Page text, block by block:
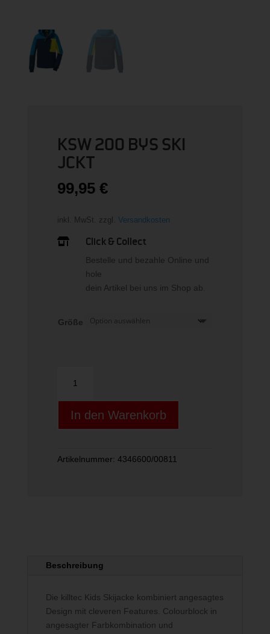
KSW 200 BYS SKI
JCKT
99,95 €
inkl. MwSt. zzgl. Versandkosten
 Click & Collect
Bestelle und bezahle Online und
hole
dein Artikel bei uns im Shop ab.
Größe
BYS
JCKT
In den Warenkorb
Artikelnummer: 4346600/00811
Beschreibung
Die killtec Kids Skijacke kombiniert angesagtes
Design mit cleveren Features. Colourblock in
angesagter Farbkombination und